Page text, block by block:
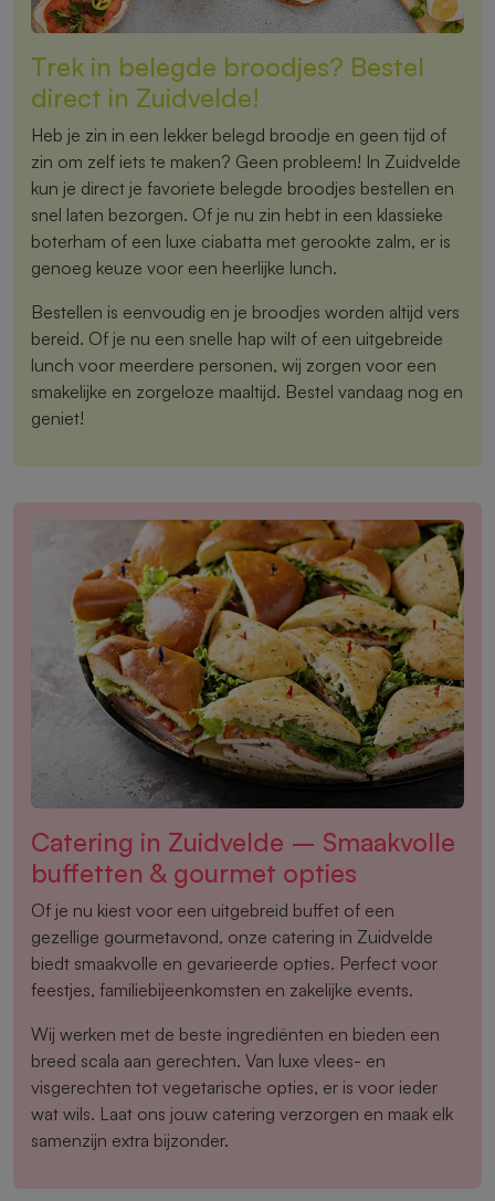
Trek in belegde broodjes? Bestel
direct in Zuidvelde!
Heb je zin in een lekker belegd broodje en geen tijd of
zin om zelf iets te maken? Geen probleem! In Zuidvelde
kun je direct je favoriete belegde broodjes bestellen en
snel laten bezorgen. Of je nu zin hebt in een klassieke
boterham of een luxe ciabatta met gerookte zalm, er is
genoeg keuze voor een heerlijke lunch.
Bestellen is eenvoudig en je broodjes worden altijd vers
bereid. Of je nu een snelle hap wilt of een uitgebreide
lunch voor meerdere personen, wij zorgen voor een
smakelijke en zorgeloze maaltijd. Bestel vandaag nog en
geniet!
Catering in Zuidvelde – Smaakvolle
buffetten & gourmet opties
Of je nu kiest voor een uitgebreid buffet of een
gezellige gourmetavond, onze catering in Zuidvelde
biedt smaakvolle en gevarieerde opties. Perfect voor
feestjes, familiebijeenkomsten en zakelijke events.
Wij werken met de beste ingrediënten en bieden een
breed scala aan gerechten. Van luxe vlees- en
visgerechten tot vegetarische opties, er is voor ieder
wat wils. Laat ons jouw catering verzorgen en maak elk
samenzijn extra bijzonder.